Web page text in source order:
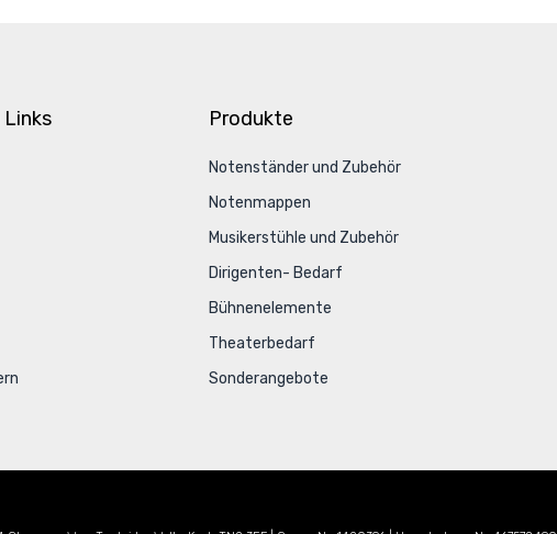
Produkte
Notenständer und Zubehör
Notenmappen
Musikerstühle und Zubehör
Dirigenten- Bedarf
Bühnenelemente
Theaterbedarf
Sonderangebote